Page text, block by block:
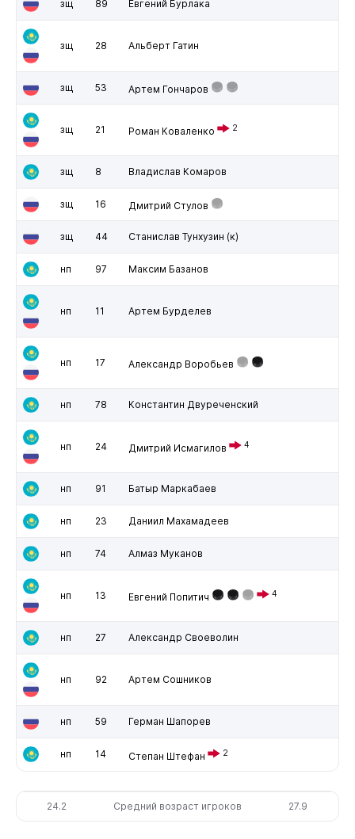
зщ 89 Евгений Бурлака
зщ 28 Альберт Гатин
зщ 53 Артем Гончаров
зщ 21 Роман Коваленко 2
зщ 8 Владислав Комаров
зщ 16 Дмитрий Стулов
зщ 44 Станислав Тунхузин (к)
нп 97 Максим Базанов
нп 11 Артем Бурделев
нп 17 Александр Воробьев
нп 78 Константин Двуреченский
нп 24 Дмитрий Исмагилов 4
нп 91 Батыр Маркабаев
нп 23 Даниил Махамадеев
нп 74 Алмаз Муканов
нп 13 Евгений Попитич 4
нп 27 Александр Своеволин
нп 92 Артем Сошников
нп 59 Герман Шапорев
нп 14 Степан Штефан 2
24.2 Средний возраст игроков 27.9